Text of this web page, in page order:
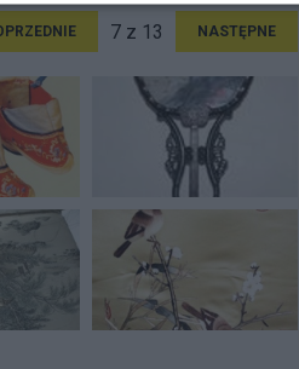
7 z 13 NASTĘPNE